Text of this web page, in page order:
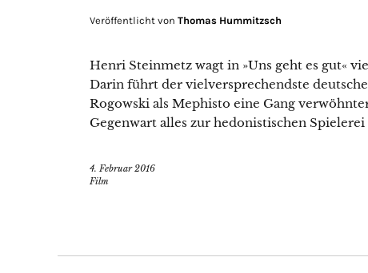
Veröffentlicht von Thomas Hummitzsch
Henri Steinmetz wagt in »Uns geht es gut«
Darin führt der vielversprechendste
Rogowski als Mephisto eine Gang
Gegenwart alles zur hedonistischen Spielerei
4. Februar 2016
Film